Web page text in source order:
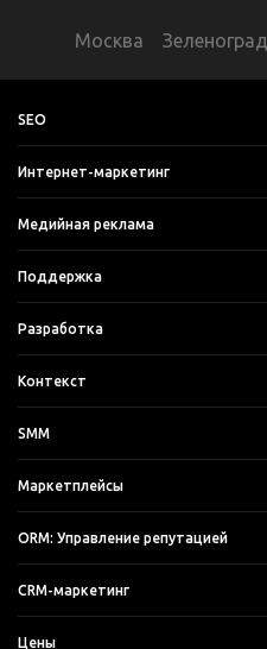
Москва Зеленоград
SEO
Интернет-маркетинг
Медийная реклама
Поддержка
Разработка
Контекст
SMM
Маркетплейсы
ORM: Управление репутацией
CRM-маркетинг
Цены